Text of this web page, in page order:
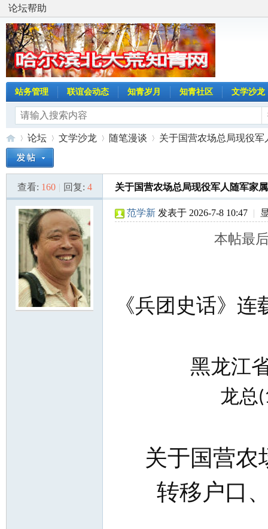
论坛帮助
站务管理 联谊会动态 知青岁月 知青社区 文学沙龙
»
论坛
›
文学沙龙 随笔漫谈
›
关于国营农场总局现役
查看: 160 | 回复: 4 关于国营农场总局现役军人随军家
范学新 发表于 2026-7-8 10:47 |
本帖最
《兵团史话》
黑龙江省国
龙总
关于国营农
转移户口、